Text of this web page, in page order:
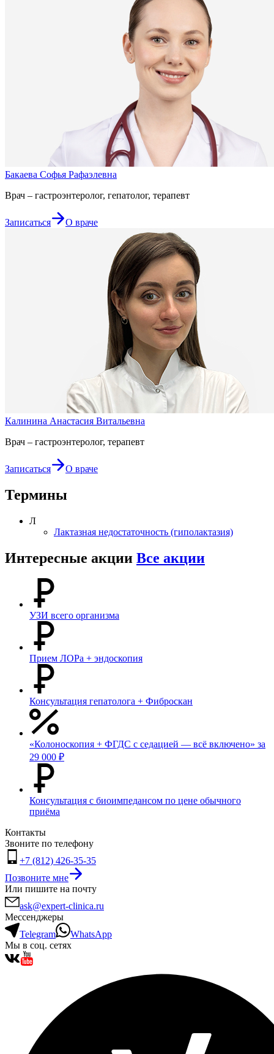
Бакаева Софья Рафаэлевна
Врач – гастроэнтеролог, гепатолог, терапевт
Записаться О враче
Калинина Анастасия Витальевна
Врач – гастроэнтеролог, терапевт
Записаться О враче
Термины
Л
Лактазная недостаточность (гиполактазия)
Интересные акции Все акции
УЗИ всего организма
Прием ЛОРа + эндоскопия
Консультация гепатолога + Фиброскан
«Колоноскопия + ФГДС с седацией — всё включено» за
29 000 ₽
Консультация с биоимпедансом по цене обычного
приёма
Контакты
Звоните по телефону
+7 (812) 426-35-35
Позвоните мне
Или пишите на почту
ask@expert-clinica.ru
Мессенджеры
Telegram
WhatsApp
Мы в соц. сетях